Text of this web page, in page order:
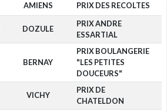
AMIENS PRIX DES RECOLTES
DOZULE
PRIX ANDRE
ESSARTIAL
BERNAY
PRIX BOULANGERIE
"LES PETITES
DOUCEURS"
VICHY
PRIX DE
CHATELDON